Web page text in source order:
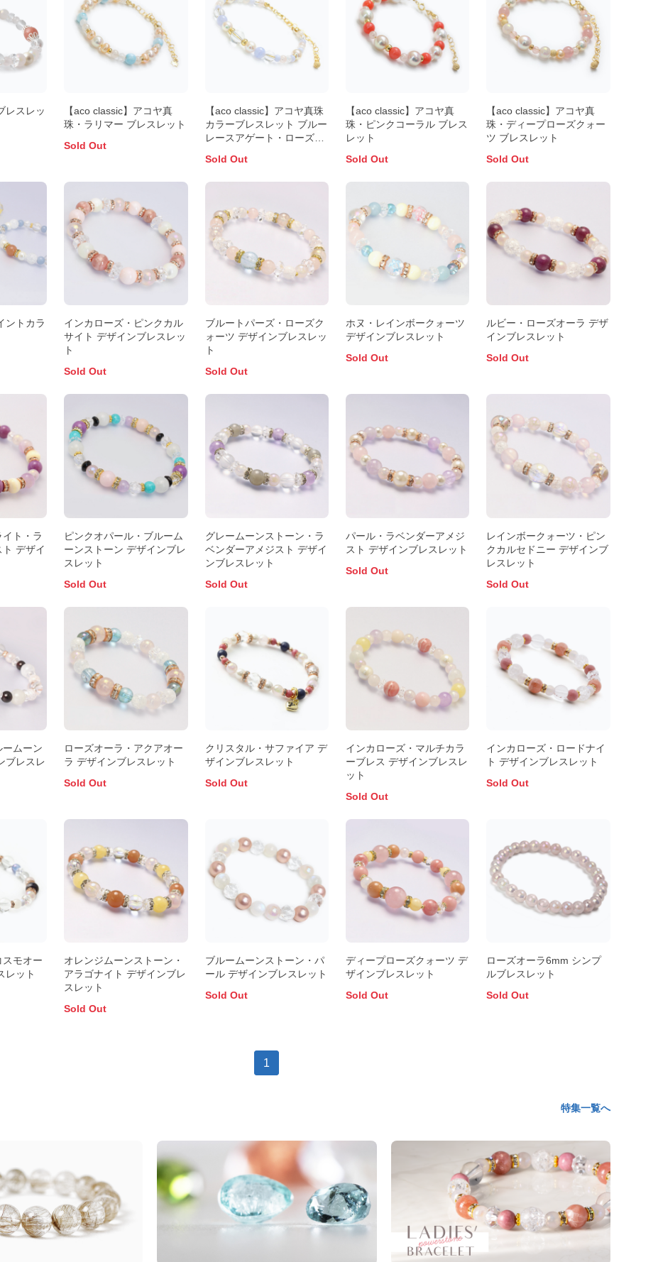
レスレッ
【aco classic】アコヤ真
珠・ラリマー ブレスレット
Sold Out
【aco classic】アコヤ真珠
カラーブレスレット ブルー
レースアゲート・ローズオ
Sold Out
【aco classic】アコヤ真
珠・ピンクコーラル ブレス
レット
Sold Out
【aco classic】アコヤ真
珠・ディープローズクォー
ツ ブレスレット
Sold Out
ントカラ
インカローズ・ピンクカル
サイト デザインブレスレッ
ト
Sold Out
ブルートパーズ・ローズク
ォーツ デザインブレスレッ
ト
Sold Out
ホヌ・レインボークォーツ
デザインブレスレット
Sold Out
ルビー・ローズオーラ デザ
インブレスレット
Sold Out
ト・ラ
デザイ
ピンクオパール・ブルーム
ーンストーン デザインブレ
スレット
Sold Out
グレームーンストーン・ラ
ベンダーアメジスト デザイ
ンブレスレット
Sold Out
パール・ラベンダーアメジ
スト デザインブレスレット
Sold Out
レインボークォーツ・ピン
クカルセドニー デザインブ
レスレット
Sold Out
ームーン
ブレスレ
ローズオーラ・アクアオー
ラ デザインブレスレット
Sold Out
クリスタル・サファイア デ
ザインブレスレット
Sold Out
インカローズ・マルチカラ
ーブレス デザインブレスレ
ット
Sold Out
インカローズ・ロードナイ
ト デザインブレスレット
Sold Out
スモオー
レット
オレンジムーンストーン・
アラゴナイト デザインブレ
スレット
Sold Out
ブルームーンストーン・パ
ール デザインブレスレット
Sold Out
ディープローズクォーツ デ
ザインブレスレット
Sold Out
ローズオーラ6mm シンプ
ルブレスレット
Sold Out
1
特集一覧へ